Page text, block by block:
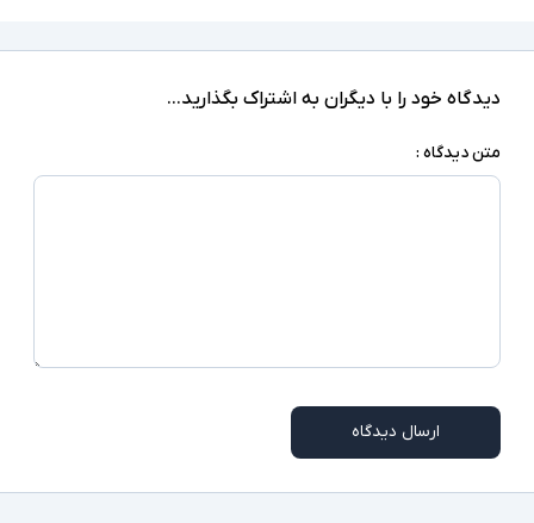
توضیحات تکمیلی
باشد
دیدگاه خود را با دیگران به اشتراک بگذارید...
متن دیدگاه :
ارسال دیدگاه